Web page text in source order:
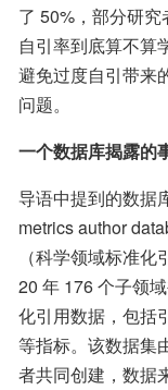
了 50%，部分研
自引率到底算不算
避免过度自引带来
问题。
一个数据库揭露的
导语中提到的数据
metrics author
（科学领域标准
20 年 176 个子领
化引用数据，包括
等指标。该数据集
者共同创建，数据